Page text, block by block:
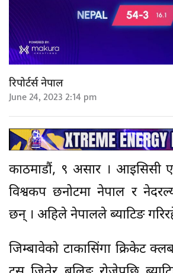
रिपोर्टर्स नेपाल
June 24, 2023 2:14 pm
काठमाडौं, ९ असार । आइसिसी
विश्वकप छनोटमा नेपाल र
छन् । अहिले नेपालले ब्याटिङ
जिम्बावेको टाकासिंगा क्रिकेट